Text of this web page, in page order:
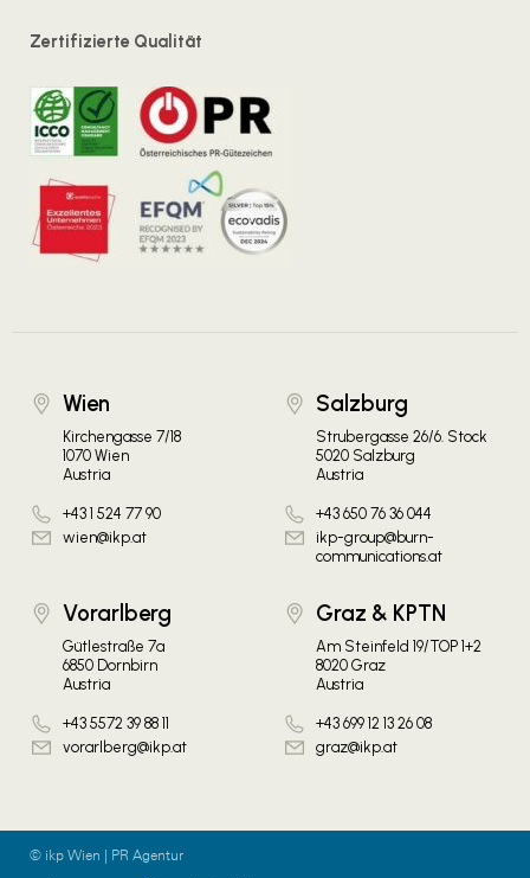
Zertifizierte Qualität
Wien
Kirchengasse 7/18
1070 Wien
Austria
+43 1 524 77 90
wien@ikp.at
Salzburg
Strubergasse 26/6. Stock
5020 Salzburg
Austria
+43 650 76 36 044
ikp-group@burn-
communications.at
Vorarlberg
Gütlestraße 7a
6850 Dornbirn
Austria
+43 5572 39 88 11
vorarlberg@ikp.at
Graz & KPTN
Am Steinfeld 19/TOP 1+2
8020 Graz
Austria
+43 699 12 13 26 08
graz@ikp.at
© ikp Wien | PR Agentur